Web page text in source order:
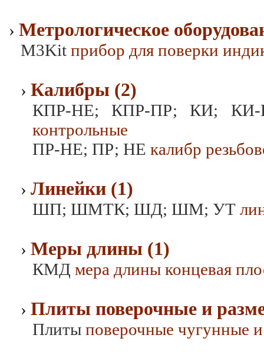
› Метрологическое
M3Kit прибор для поверки
› Калибры (2)
КПР-НЕ; КПР-ПР; КИ;
контрольные
ПР-НЕ; ПР; НЕ калибр
› Линейки (1)
ШП; ШМТК; ШД; ШМ; УТ
› Меры длины (1)
КМД мера длины концевая
› Плиты поверочные и
Плиты поверочные чугунные